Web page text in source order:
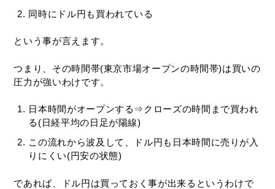
同時にドル円も買われている
という事が言えます。
つまり、その時間帯(東京市場オープンの時間帯)は買いの
圧力が強いわけです。
日本時間がオープンする⇒クローズの時間まで買われ
る(日経平均の日足が陽線)
この流れから波及して、ドル円も日本時間に売りが入
りにくい(円安の状態)
であれば、ドル円は買っておく事が出来るというわけで